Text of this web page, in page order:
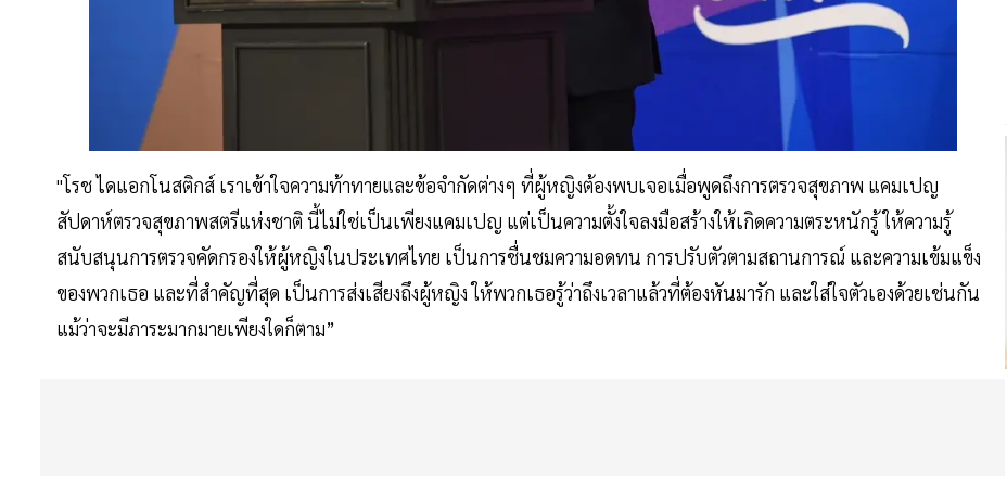
"โรช ไดแอกโนสติกส์ เราเข้าใจความท้าทายและข้อจำกัดต่างๆ ที่ผู้หญิงต้องพบเจอเมื่อพูดถึงการตรวจสุขภาพ แคมเปญ
สัปดาห์ตรวจสุขภาพสตรีแห่งชาติ นี้ไม่ใช่เป็นเพียงแคมเปญ แต่เป็นความตั้งใจลงมือสร้างให้เกิดความตระหนักรู้ ให้ความรู้
สนับสนุนการตรวจคัดกรองให้ผู้หญิงในประเทศไทย เป็นการชื่นชมความอดทน การปรับตัวตามสถานการณ์ และความเข้มแข็ง
ของพวกเธอ และที่สำคัญที่สุด เป็นการส่งเสียงถึงผู้หญิง ให้พวกเธอรู้ว่าถึงเวลาแล้วที่ต้องหันมารัก และใส่ใจตัวเองด้วยเช่นกัน
แม้ว่าจะมีภาระมากมายเพียงใดก็ตาม”